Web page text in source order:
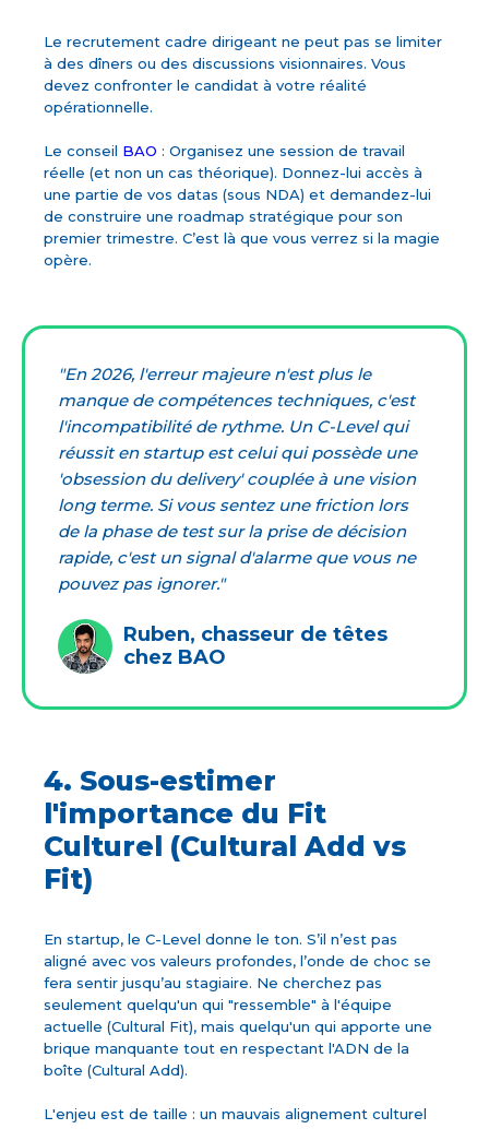
Le recrutement cadre dirigeant ne peut pas se limiter
à des dîners ou des discussions visionnaires. Vous
devez confronter le candidat à votre réalité
opérationnelle.
Le conseil BAO : Organisez une session de travail
réelle (et non un cas théorique). Donnez-lui accès à
une partie de vos datas (sous NDA) et demandez-lui
de construire une roadmap stratégique pour son
premier trimestre. C’est là que vous verrez si la magie
opère.
"En 2026, l'erreur majeure n'est plus le
manque de compétences techniques, c'est
l'incompatibilité de rythme. Un C-Level qui
réussit en startup est celui qui possède une
'obsession du delivery' couplée à une vision
long terme. Si vous sentez une friction lors
de la phase de test sur la prise de décision
rapide, c'est un signal d'alarme que vous ne
pouvez pas ignorer."
Ruben, chasseur de têtes
chez BAO
4. Sous-estimer
l'importance du Fit
Culturel (Cultural Add vs
Fit)
En startup, le C-Level donne le ton. S’il n’est pas
aligné avec vos valeurs profondes, l’onde de choc se
fera sentir jusqu’au stagiaire. Ne cherchez pas
seulement quelqu'un qui "ressemble" à l'équipe
actuelle (Cultural Fit), mais quelqu'un qui apporte une
brique manquante tout en respectant l'ADN de la
boîte (Cultural Add).
L'enjeu est de taille : un mauvais alignement culturel